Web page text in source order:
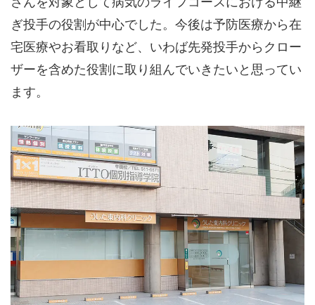
ぎ投手の役割が中心でした。今後は予防医療から在
宅医療やお看取りなど、いわば先発投手からクロー
ザーを含めた役割に取り組んでいきたいと思ってい
ます。